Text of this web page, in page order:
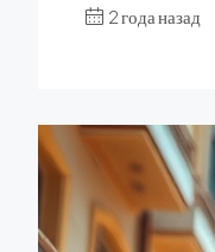
2 года назад